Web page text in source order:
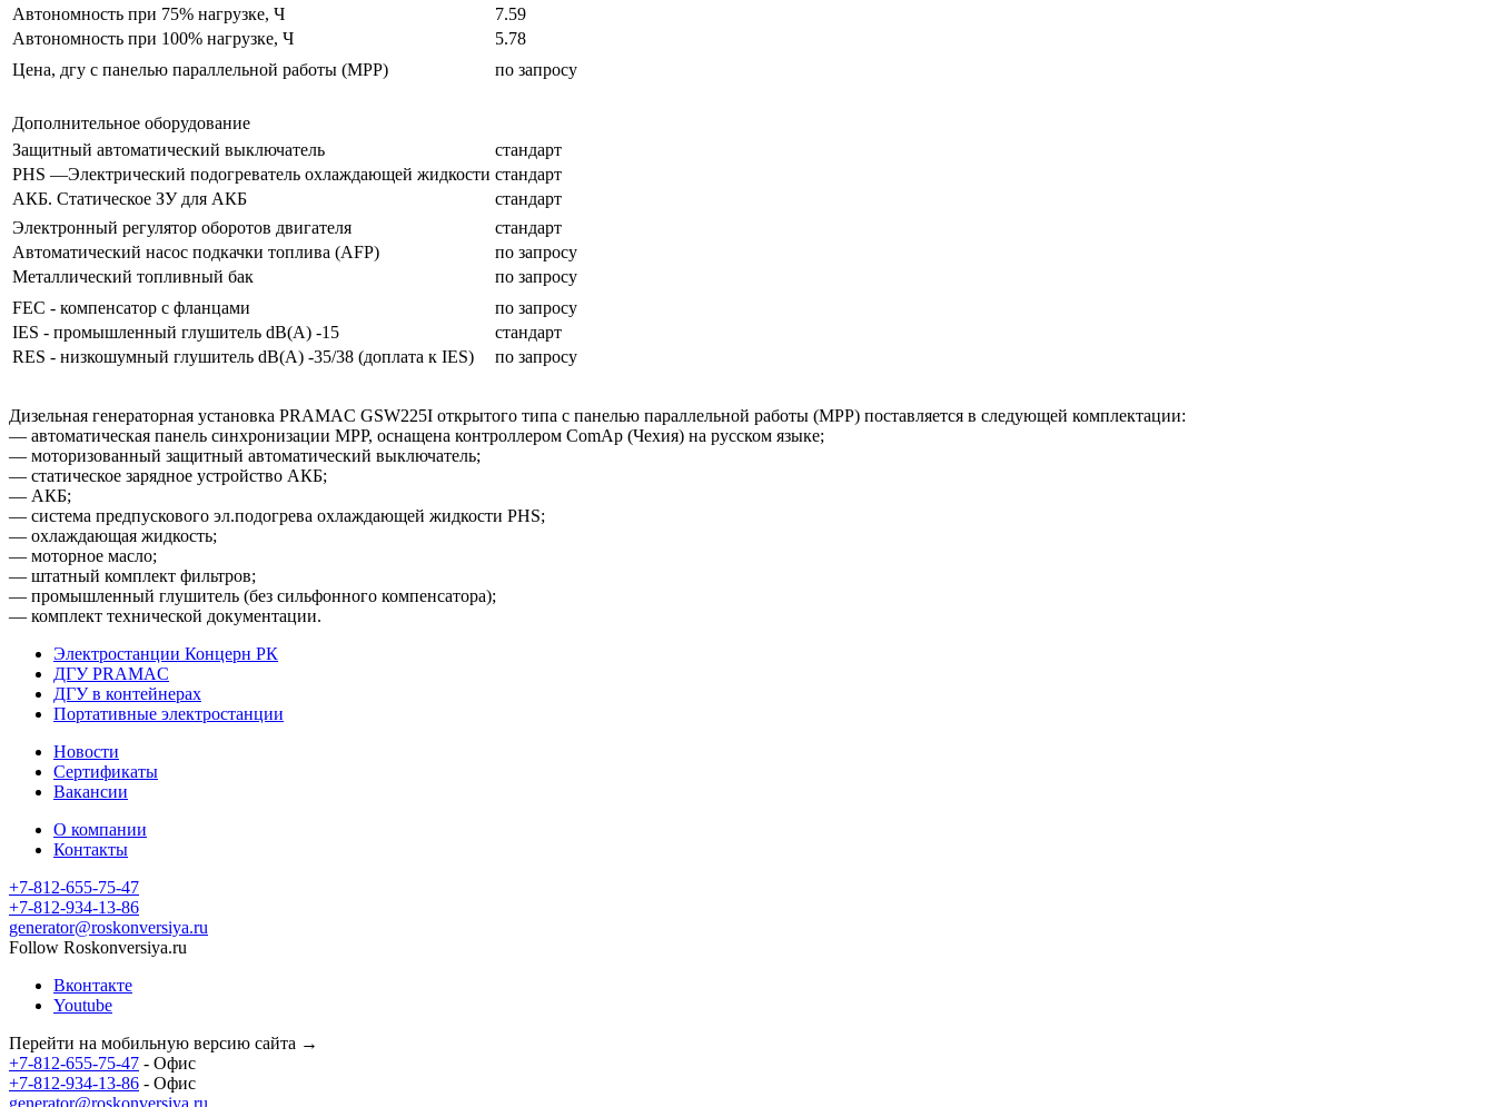
Автономность при 75% нагрузке, Ч
7.59
Автономность при 100% нагрузке, Ч
5.78
Цена, дгу с панелью параллельной работы (МРР)
по запросу
Дополнительное оборудование
Защитный автоматический выключатель
стандарт
PHS —Электрический подогреватель охлаждающей жидкости стандарт
АКБ. Статическое ЗУ для АКБ
стандарт
Электронный регулятор оборотов двигателя
стандарт
Автоматический насос подкачки топлива (AFP)
по запросу
Металлический топливный бак
по запросу
FEC - компенсатор с фланцами
по запросу
IES - промышленный глушитель dB(A) -15
стандарт
RES - низкошумный глушитель dB(A) -35/38 (доплата к IES)
по запросу
Дизельная генераторная установка PRAMAC GSW225I открытого типа с панелью параллельной работы (MPP) поставляется в следующей комплектации:
— автоматическая панель синхронизации MPP, оснащена контроллером ComAp (Чехия) на русском языке;
— моторизованный защитный автоматический выключатель;
— статическое зарядное устройство АКБ;
— АКБ;
— система предпускового эл.подогрева охлаждающей жидкости PHS;
— охлаждающая жидкость;
— моторное масло;
— штатный комплект фильтров;
— промышленный глушитель (без сильфонного компенсатора);
— комплект технической документации.
Электростанции Концерн РК
ДГУ PRAMAC
ДГУ в контейнерах
Портативные электростанции
Новости
Сертификаты
Вакансии
О компании
Контакты
+7-812-655-75-47
+7-812-934-13-86
generator@roskonversiya.ru
Follow Roskonversiya.ru
Вконтакте
Youtube
Перейти на мобильную версию сайта →
+7-812-655-75-47 - Офис
+7-812-934-13-86 - Офис
generator@roskonversiya.ru